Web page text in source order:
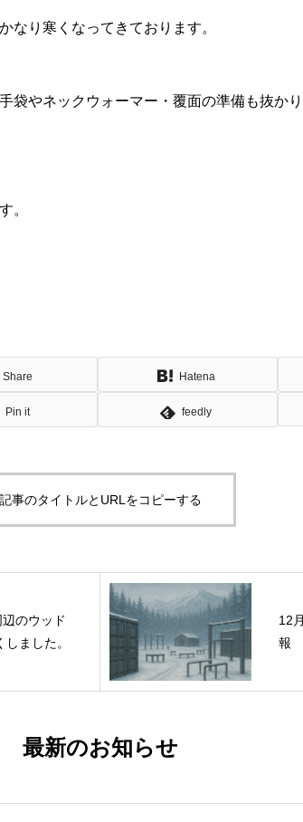
なり寒くなってきております。
袋やネックウォーマー・覆面の準備も抜か
。
Share Hatena
Pin it feedly
記事のタイトルとURLをコピーする
のウッド
ました。
12
報
最新のお知らせ